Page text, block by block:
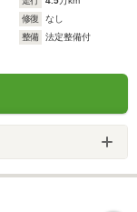
修復
なし
整備
法定整備付